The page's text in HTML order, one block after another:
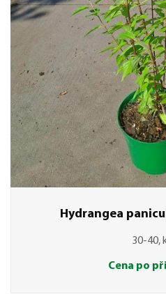
Hydrangea
30-40,
Cena po